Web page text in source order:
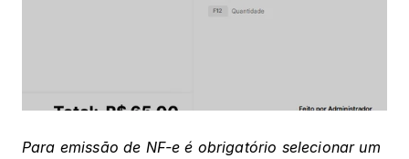
Para emissão de NF-e é obrigatório selecionar um